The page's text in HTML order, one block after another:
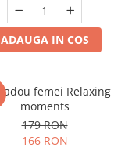
ADAUGA IN COS
femei Relaxing
moments
179 RON
166 RON